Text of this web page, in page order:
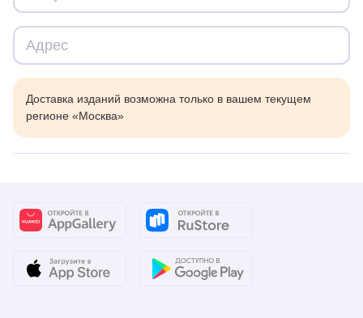
Доставка изданий возможна только в вашем текущем
регионе «Москва»